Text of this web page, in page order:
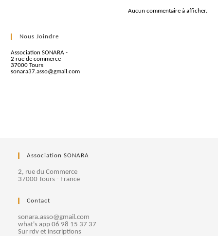
Aucun commentaire à afficher.
Nous Joindre
Association SONARA -
2 rue de commerce -
37000 Tours
sonara37.asso@gmail.com
Association SONARA
2, rue du Commerce
37000 Tours - France
Contact
sonara.asso@gmail.com
what's app 06 98 15 37 37
Sur rdv et inscriptions